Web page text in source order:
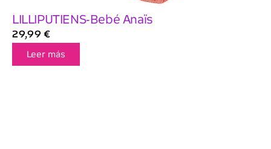
LILLIPUTIENS-Bebé Anaïs
29,99 €
Leer más